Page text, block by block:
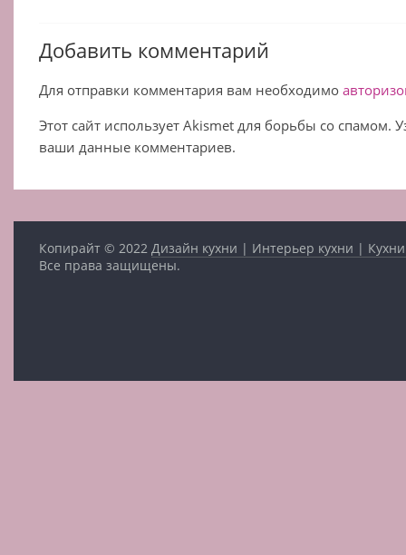
Добавить комментарий
Для отправки комментария вам необходимо
Этот сайт использует Akismet для борьбы со спамом.
ваши данные комментариев.
Копирайт © 2022Дизайн кухни | Интерьер кухни |
Все права защищены.